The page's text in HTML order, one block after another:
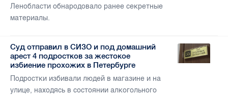
Ленобласти обнародовало ранее секретные
материалы.
Суд отправил в СИЗО и под домашний
арест 4 подростков за жестокое
избиение прохожих в Петербурге
Подростки избивали людей в магазине и на
улице, находясь в состоянии алкогольного